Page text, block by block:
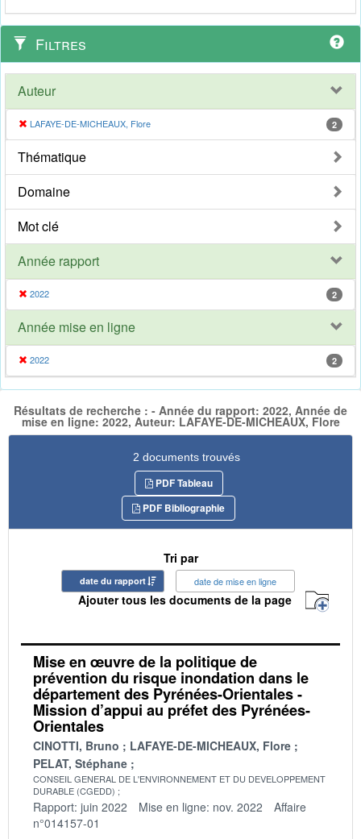
Filtres
Auteur
LAFAYE-DE-MICHEAUX, Flore 2
Thématique
Domaine
Mot clé
Année rapport
2022 2
Année mise en ligne
2022 2
Résultats de recherche : - Année du rapport: 2022, Année de
mise en ligne: 2022, Auteur: LAFAYE-DE-MICHEAUX, Flore
2 documents trouvés
PDF Tableau
PDF Bibliographie
Tri par
date du rapport date de mise en ligne
Ajouter tous les documents de la page
Mise en œuvre de la politique de
prévention du risque inondation dans le
département des Pyrénées-Orientales -
Mission d’appui au préfet des Pyrénées-
Orientales
CINOTTI, Bruno
LAFAYE-DE-MICHEAUX, Flore
PELAT, Stéphane
CONSEIL GENERAL DE L'ENVIRONNEMENT ET DU DEVELOPPEMENT
DURABLE (CGEDD)
Rapport: juin 2022 Mise en ligne: nov. 2022
Affaire
n°014157-01